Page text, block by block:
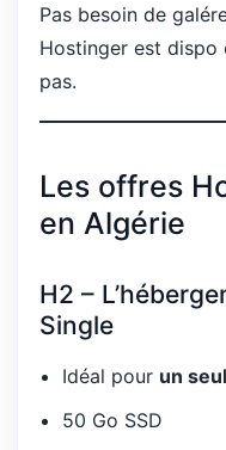
Pas besoin de
Hostinger est dispo
pas.
Les offres
en Algérie
H2 –
Single
Idéal pour un
50 Go SSD